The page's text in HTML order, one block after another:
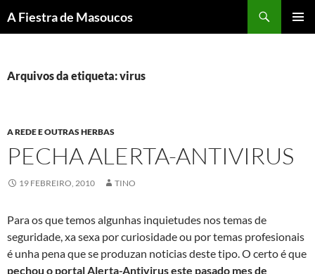
aoA Fiestra de Masoucos
Arquivos da etiqueta: virus
A REDE E OUTRAS HERBAS
PECHA ALERTA-ANTIVIRUS
19 FEBREIRO, 2010 TINO
Para os que temos algunhas inquietudes nos temas de
seguridade, xa sexa por curiosidade ou por temas profesionais
é unha pena que se produzan noticias deste tipo. O certo é que
pechou o portal Alerta-Antivirus este pasado mes de